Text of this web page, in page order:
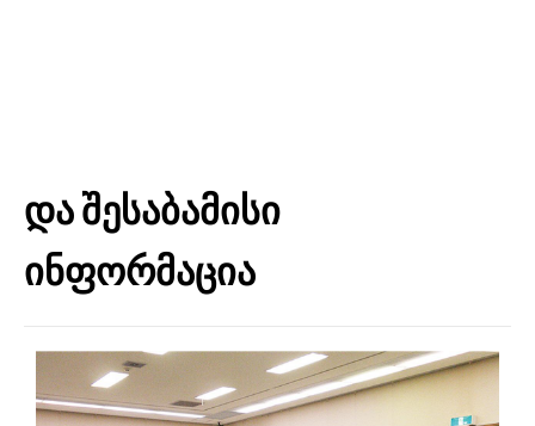
და შესაბამისი
ინფორმაცია